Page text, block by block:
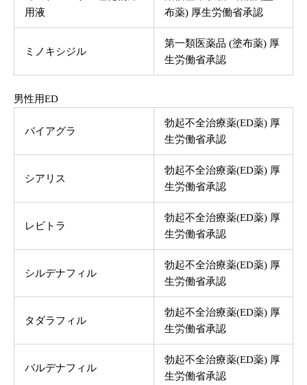
用液
布薬) 厚生労働省承認
ミノキシジル
第一類医薬品 (塗布薬) 厚
生労働省承認
男性用ED
バイアグラ
勃起不全治療薬(ED薬) 厚
生労働省承認
シアリス
勃起不全治療薬(ED薬) 厚
生労働省承認
レビトラ
勃起不全治療薬(ED薬) 厚
生労働省承認
シルデナフィル
勃起不全治療薬(ED薬) 厚
生労働省承認
タダラフィル
勃起不全治療薬(ED薬) 厚
生労働省承認
バルデナフィル
勃起不全治療薬(ED薬) 厚
生労働省承認